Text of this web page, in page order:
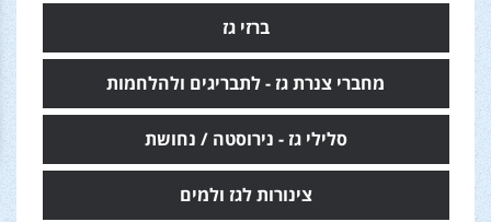
ברזי גז
מחברי צנרת גז - לתבריגים ולהלחמות
סלילי גז - נירוסטה / נחושת
צינורות לגז ולמים